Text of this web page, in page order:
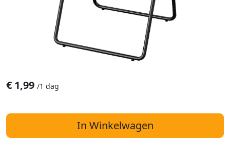
€ 1,99 /1 dag
In Winkelwagen